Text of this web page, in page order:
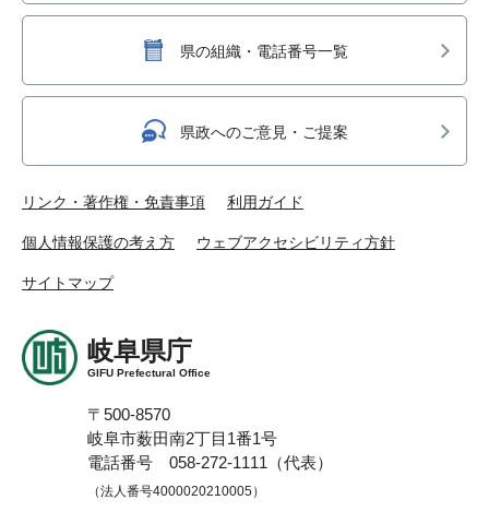
県の組織・電話番号一覧
県政へのご意見・ご提案
リンク・著作権・免責事項 利用ガイド
個人情報保護の考え方 ウェブアクセシビリティ方針
サイトマップ
岐阜県庁
GIFU Prefectural Office
〒500-8570
岐阜市薮田南2丁目1番1号
電話番号 058-272-1111（代表）
（法人番号4000020210005）